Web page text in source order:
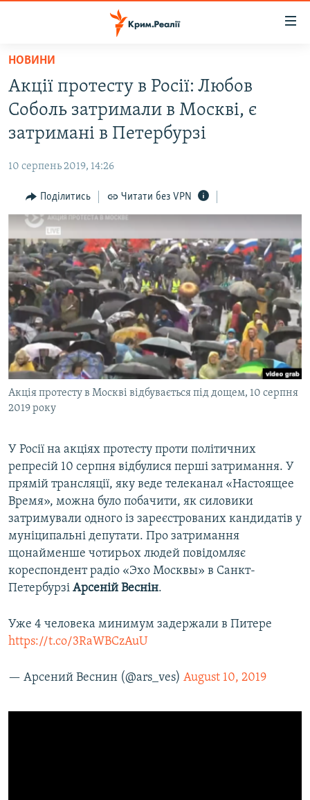
Перейти
основного
матеріалу
до
основної
навігації
Перейти
до
пошуку
ВОДА.КРИМ
ВІДЕО ТА ФОТО
БЛОГИ
ПОГЛЯД
ІНТЕРВ'Ю
ВСЕ ЗА ДЕНЬ
СПЕЦПРОЕКТИ
ДЕПОРТАЦІЯ
ВІДЕОУРОКИ «ELIFBE»
СВІДЧЕННЯ ОКУПАЦІЇ
УКРАЇНСЬКА ПРОБЛЕМА КРИМУ
ІНФОГРАФІКА
ЯК ОБІЙТИ БЛОКУВАННЯ
Русский
Qırımtatar
ДОЛУЧАЙСЯ!
Усі сайти RFE/RL
НОВИНИ
Акції протесту в Росії: Любов
Соболь затримали в Москві, є
затримані в Петербурзі
10 серпень 2019, 14:26
Поділитись Читати без VPN
Акція протесту в Москві відбувається під дощем, 10 серпня
2019 року
У Росії на акціях протесту проти політичних
репресій 10 серпня відбулися перші затримання. У
прямій трансляції, яку веде телеканал «Настоящее
Время», можна було побачити, як силовики
затримували одного із зареєстрованих кандидатів у
муніципальні депутати. Про затримання
щонайменше чотирьох людей повідомляє
кореспондент радіо «Эхо Москвы» в Санкт-
Петербурзі Арсеній Веснін.
Уже 4 человека минимум задержали в Питере
https://t.co/3RaWBCzAuU
— Арсений Веснин (@ars_ves) August 10, 2019